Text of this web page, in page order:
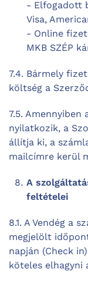
- Elfogadott
Visa,
- Online
MKB SZÉP
7.4. Bármely
költség a
7.5. Amennyiben
nyilatkozik, a
állítja ki, a
mailcímre kerül
A
feltételei
8.1. A Vendég a
megjelölt
napján (Check
köteles elhagyni